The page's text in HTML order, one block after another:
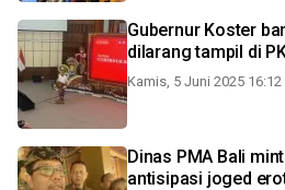
Gubernur Koster
dilarang tampil di
Kamis, 5 Juni 2025 16:12
Dinas PMA Bali
antisipasi joged